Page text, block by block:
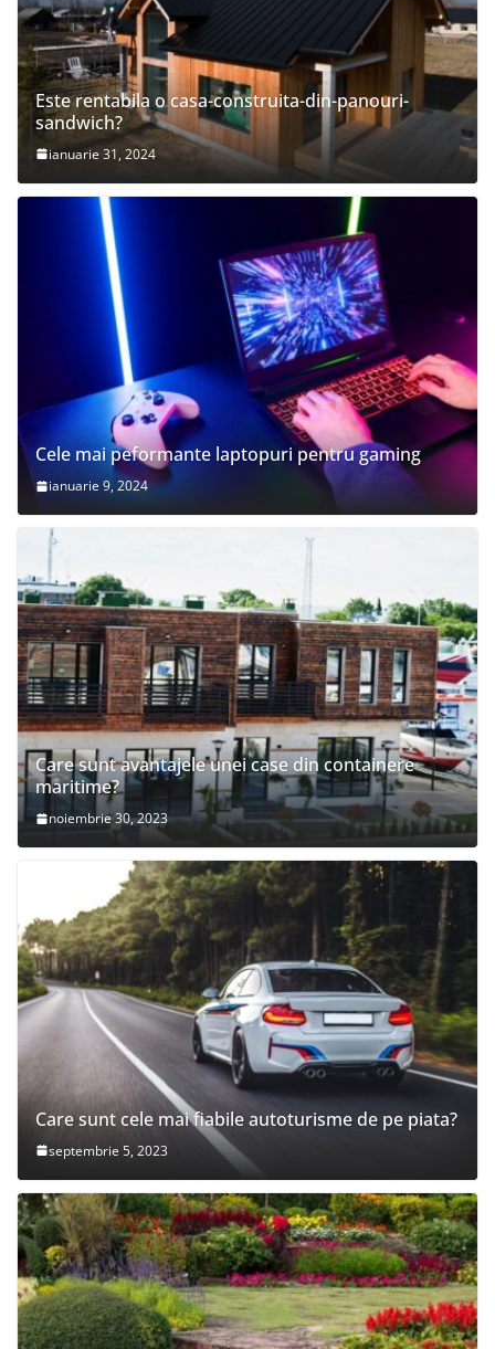
Este rentabila o casa-construita-din-panouri-
sandwich?
ianuarie 31, 2024
Cele mai peformante laptopuri pentru gaming
ianuarie 9, 2024
Care sunt avantajele unei case din containere
maritime?
noiembrie 30, 2023
Care sunt cele mai fiabile autoturisme de pe piata?
septembrie 5, 2023